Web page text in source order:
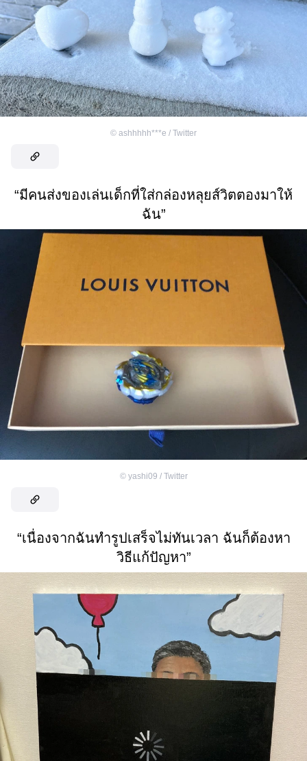
© ashhhhh***e / Twitter
“มีคนส่งของเล่นเด็กที่ใส่กล่องหลุยส์วิตตองมาให้
ฉัน”
© yashi09 / Twitter
“เนื่องจากฉันทำรูปเสร็จไม่ทันเวลา ฉันก็ต้องหา
วิธีแก้ปัญหา”